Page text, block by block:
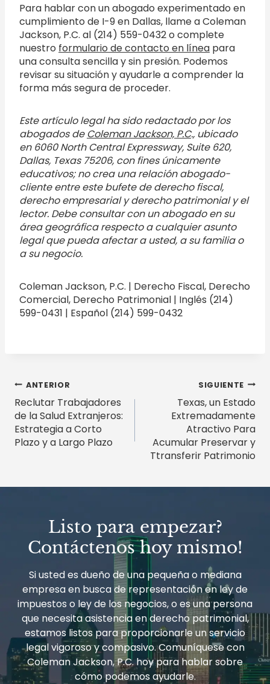
Para hablar con un abogado experimentado en
cumplimiento de I-9 en Dallas, llame a Coleman
Jackson, P.C. al (214) 559-0432 o complete
nuestro formulario de contacto en línea para
una consulta sencilla y sin presión. Podemos
revisar su situación y ayudarle a comprender la
forma más segura de proceder.
Este artículo legal ha sido redactado por los
abogados de Coleman Jackson, P.C., ubicado
en 6060 North Central Expressway, Suite 620,
Dallas, Texas 75206, con fines únicamente
educativos; no crea una relación abogado-
cliente entre este bufete de derecho fiscal,
derecho empresarial y derecho patrimonial y el
lector. Debe consultar con un abogado en su
área geográfica respecto a cualquier asunto
legal que pueda afectar a usted, a su familia o
a su negocio.
Coleman Jackson, P.C. | Derecho Fiscal, Derecho
Comercial, Derecho Patrimonial | Inglés (214)
599-0431 | Español (214) 599-0432
Navegación
de
entradas
ANTERIOR
Reclutar Trabajadores
de la Salud Extranjeros:
Estrategia a Corto
Plazo y a Largo Plazo
SIGUIENTE
Texas, un Estado
Extremadamente
Atractivo Para
Acumular Preservar y
Ttransferir Patrimonio
Listo para empezar?
Contáctenos hoy mismo!
Si usted es dueño de una pequeña o mediana
empresa en busca de representación en ley de
impuestos o ley de los negocios, o es una persona
que necesita asistencia en derecho patrimonial,
estamos listos para proporcionarle un servicio
legal vigoroso y compasivo. Comuníquese con
Coleman Jackson, P.C. hoy para hablar sobre
cómo podemos ayudarle.